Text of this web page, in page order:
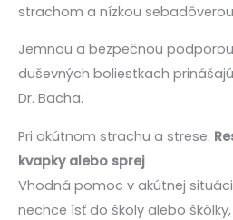
strachom a nízkou
Jemnou a bezpečnou
duševných boliestkach
Dr. Bacha.
Pri akútnom strachu a strese:
kvapky alebo sprej
Vhodná pomoc v akútnej
nechce ísť do školy alebo